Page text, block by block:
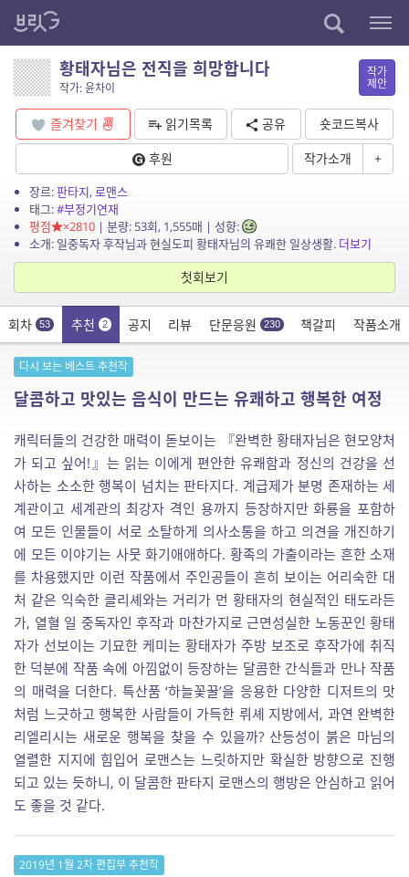
황태자님은 전직을 희망합니다
작가: 윤차이
작가
제안
즐겨찾기 읽기목록 공유
숏코드복사
후원
작가소개 +
장르:판타지,로맨스
태그:#부정기연재
평점
×2810| 분량: 53회, 1,555매 | 성향:
소개: 일중독자 후작님과 현실도피 황태자님의 유쾌한 일상생활. 더보기
첫회보기
회차 53 추천 2 공지 리뷰 단문응원 230 책갈피 작품소개
다시 보는 베스트 추천작
달콤하고 맛있는 음식이 만드는 유쾌하고 행복한 여정
캐릭터들의 건강한 매력이 돋보이는 『완벽한 황태자님은 현모양처
가 되고 싶어!』는 읽는 이에게 편안한 유쾌함과 정신의 건강을 선
사하는 소소한 행복이 넘치는 판타지다. 계급제가 분명 존재하는 세
계관이고 세계관의 최강자 격인 용까지 등장하지만 화룡을 포함하
여 모든 인물들이 서로 소탈하게 의사소통을 하고 의견을 개진하기
에 모든 이야기는 사뭇 화기애애하다. 황족의 가출이라는 흔한 소재
를 차용했지만 이런 작품에서 주인공들이 흔히 보이는 어리숙한 대
처 같은 익숙한 클리셰와는 거리가 먼 황태자의 현실적인 태도라든
가, 열혈 일 중독자인 후작과 마찬가지로 근면성실한 노동꾼인 황태
자가 선보이는 기묘한 케미는 황태자가 주방 보조로 후작가에 취직
한 덕분에 작품 속에 아낌없이 등장하는 달콤한 간식들과 만나 작품
의 매력을 더한다. 특산품 ‘하늘꽃꿀’을 응용한 다양한 디저트의 맛
처럼 느긋하고 행복한 사람들이 가득한 뤼셰 지방에서, 과연 완벽한
리엘리시는 새로운 행복을 찾을 수 있을까? 산등성이 붉은 마님의
열렬한 지지에 힘입어 로맨스는 느릿하지만 확실한 방향으로 진행
되고 있는 듯하니, 이 달콤한 판타지 로맨스의 행방은 안심하고 읽어
도 좋을 것 같다.
2019년 1월 2차 편집부 추천작